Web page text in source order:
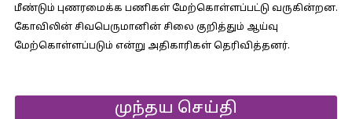
மீண்டும் புணரமைக்க பணிகள் மேற்கொள்ளப்பட்டு வருகின்றன.
கோவிலின் சிவபெருமானின் சிலை குறித்தும் ஆய்வு
மேற்கொள்ளப்படும் என்று அதிகாரிகள் தெரிவித்தனர்.
முந்தய செய்தி